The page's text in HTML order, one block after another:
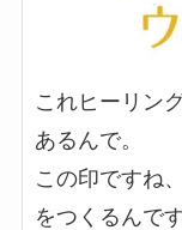
これヒーリン
あるんで。
この印ですね
をつくるんです